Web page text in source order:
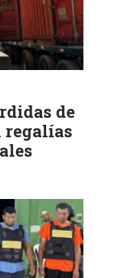
de
regalías